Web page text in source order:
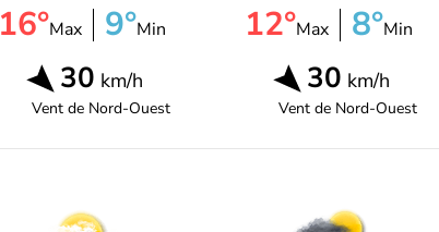
16°Max 9°Min
30 km/h
Vent de Nord-Ouest
12°Max 8°Min
30 km/h
Vent de Nord-Ouest